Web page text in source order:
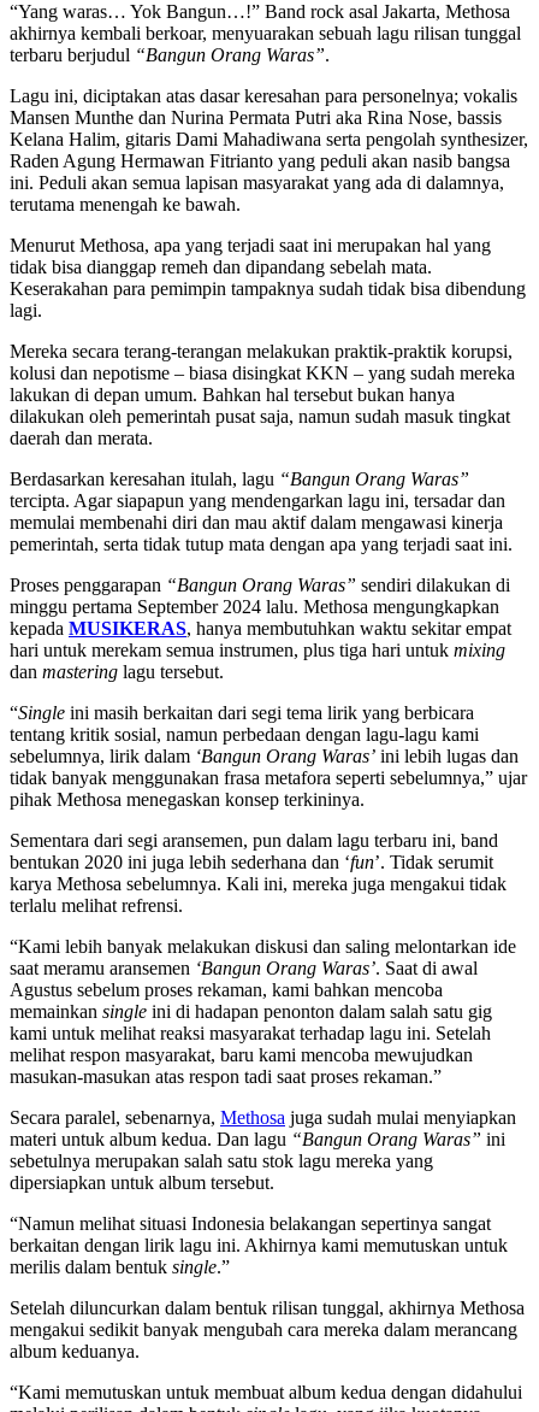
“Yang waras… Yok Bangun…!” Band rock asal Jakarta, Methosa
akhirnya kembali berkoar, menyuarakan sebuah lagu rilisan tunggal
terbaru berjudul “Bangun Orang Waras”.
Lagu ini, diciptakan atas dasar keresahan para personelnya; vokalis
Mansen Munthe dan Nurina Permata Putri aka Rina Nose, bassis
Kelana Halim, gitaris Dami Mahadiwana serta pengolah synthesizer,
Raden Agung Hermawan Fitrianto yang peduli akan nasib bangsa
ini. Peduli akan semua lapisan masyarakat yang ada di dalamnya,
terutama menengah ke bawah.
Menurut Methosa, apa yang terjadi saat ini merupakan hal yang
tidak bisa dianggap remeh dan dipandang sebelah mata.
Keserakahan para pemimpin tampaknya sudah tidak bisa dibendung
lagi.
Mereka secara terang-terangan melakukan praktik-praktik korupsi,
kolusi dan nepotisme – biasa disingkat KKN – yang sudah mereka
lakukan di depan umum. Bahkan hal tersebut bukan hanya
dilakukan oleh pemerintah pusat saja, namun sudah masuk tingkat
daerah dan merata.
Berdasarkan keresahan itulah, lagu “Bangun Orang Waras”
tercipta. Agar siapapun yang mendengarkan lagu ini, tersadar dan
memulai membenahi diri dan mau aktif dalam mengawasi kinerja
pemerintah, serta tidak tutup mata dengan apa yang terjadi saat ini.
Proses penggarapan “Bangun Orang Waras” sendiri dilakukan di
minggu pertama September 2024 lalu. Methosa mengungkapkan
kepada MUSIKERAS, hanya membutuhkan waktu sekitar empat
hari untuk merekam semua instrumen, plus tiga hari untuk mixing
dan mastering lagu tersebut.
“Single ini masih berkaitan dari segi tema lirik yang berbicara
tentang kritik sosial, namun perbedaan dengan lagu-lagu kami
sebelumnya, lirik dalam ‘Bangun Orang Waras’ ini lebih lugas dan
tidak banyak menggunakan frasa metafora seperti sebelumnya,” ujar
pihak Methosa menegaskan konsep terkininya.
Sementara dari segi aransemen, pun dalam lagu terbaru ini, band
bentukan 2020 ini juga lebih sederhana dan ‘fun’. Tidak serumit
karya Methosa sebelumnya. Kali ini, mereka juga mengakui tidak
terlalu melihat refrensi.
“Kami lebih banyak melakukan diskusi dan saling melontarkan ide
saat meramu aransemen ‘Bangun Orang Waras’. Saat di awal
Agustus sebelum proses rekaman, kami bahkan mencoba
memainkan single ini di hadapan penonton dalam salah satu gig
kami untuk melihat reaksi masyarakat terhadap lagu ini. Setelah
melihat respon masyarakat, baru kami mencoba mewujudkan
masukan-masukan atas respon tadi saat proses rekaman.”
Secara paralel, sebenarnya, Methosa juga sudah mulai menyiapkan
materi untuk album kedua. Dan lagu “Bangun Orang Waras” ini
sebetulnya merupakan salah satu stok lagu mereka yang
dipersiapkan untuk album tersebut.
“Namun melihat situasi Indonesia belakangan sepertinya sangat
berkaitan dengan lirik lagu ini. Akhirnya kami memutuskan untuk
merilis dalam bentuk single.”
Setelah diluncurkan dalam bentuk rilisan tunggal, akhirnya Methosa
mengakui sedikit banyak mengubah cara mereka dalam merancang
album keduanya.
“Kami memutuskan untuk membuat album kedua dengan didahului